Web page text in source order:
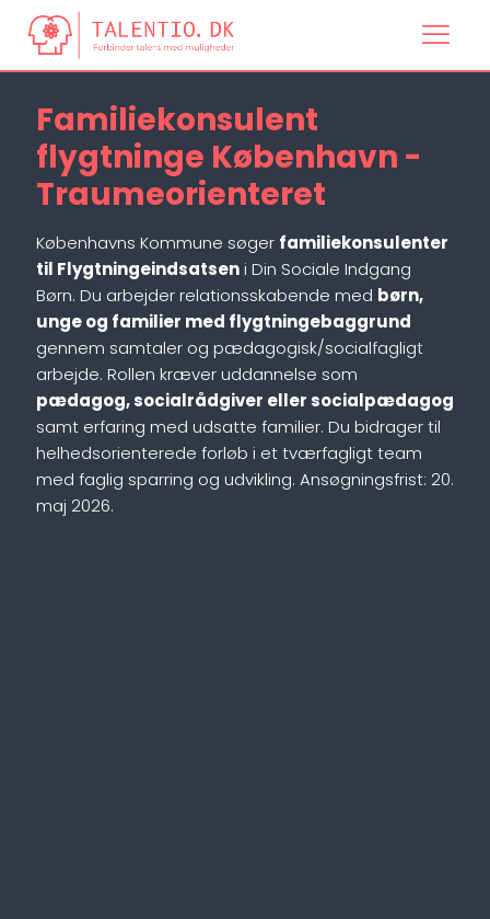
Familiekonsulent
flygtninge København -
Traumeorienteret
Københavns Kommune søger familiekonsulenter
til Flygtningeindsatseni Din Sociale Indgang
Børn. Du arbejder relationsskabende med børn,
unge og familier med flygtningebaggrund
gennem samtaler og pædagogisk/socialfagligt
arbejde. Rollen kræver uddannelse som
pædagog, socialrådgiver eller socialpædagog
samt erfaring med udsatte familier. Du bidrager til
helhedsorienterede forløb i et tværfagligt team
med faglig sparring og udvikling. Ansøgningsfrist: 20.
maj 2026.